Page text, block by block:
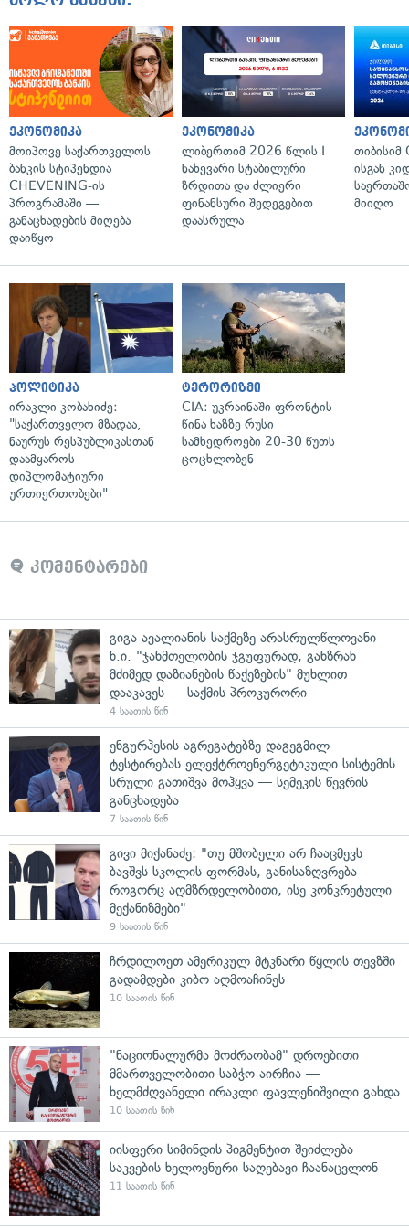
ეკონომიკა
მოიპოვე საქართველოს
ბანკის სტიპენდია
CHEVENING-ის
პროგრამაში —
განაცხადების მიღება
დაიწყო
ეკონომიკა
ლიბერთიმ 2026 წლის I
ნახევარი სტაბილური
ზრდითა და ძლიერი
ფინანსური შედეგებით
დაასრულა
ისგან
მიიღო
პოლიტიკა
ირაკლი კობახიძე:
"საქართველო მზადაა,
ნაურუს რესპუბლიკასთან
დაამყაროს
დიპლომატიური
ურთიერთობები"
ტერორიზმი
CIA: უკრაინაში ფრონტის
წინა ხაზზე რუსი
სამხედროები 20-30 წუთს
ცოცხლობენ
კომენტარები
გიგა ავალიანის საქმეზე არასრულწლოვანი
ნ.ი. "ჯანმთელობის ჯგუფურად, განზრახ
მძიმედ დაზიანების წაქეზების" მუხლით
დააკავეს — საქმის პროკურორი
4 საათის წინ
ენგურჰესის აგრეგატებზე დაგეგმილ
ტესტირებას ელექტროენერგეტიკული სისტემის
სრული გათიშვა მოჰყვა — სემეკის წევრის
განცხადება
7 საათის წინ
გივი მიქანაძე: "თუ მშობელი არ ჩააცმევს
ბავშვს სკოლის ფორმას, განისაზღვრება
როგორც აღმზრდელობითი, ისე კონკრეტული
მექანიზმები"
9 საათის წინ
ჩრდილოეთ ამერიკულ მტკნარი წყლის თევზში
გადამდები კიბო აღმოაჩინეს
10 საათის წინ
"ნაციონალურმა მოძრაობამ" დროებითი
მმართველობითი საბჭო აირჩია —
ხელმძღვანელი ირაკლი ფავლენიშვილი გახდა
10 საათის წინ
იისფერი სიმინდის პიგმენტით შეიძლება
საკვების ხელოვნური საღებავი ჩაანაცვლონ
11 საათის წინ